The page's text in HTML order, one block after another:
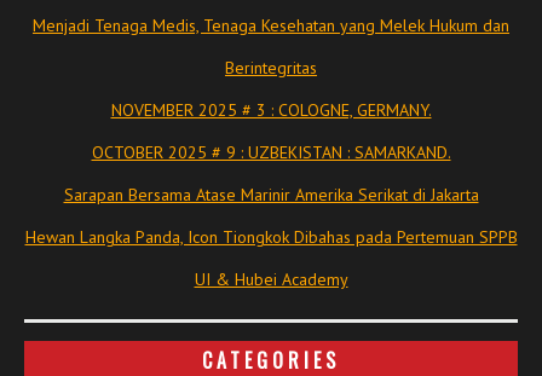
Menjadi Tenaga Medis, Tenaga Kesehatan yang Melek Hukum dan
Berintegritas
NOVEMBER 2025 # 3 : COLOGNE, GERMANY.
OCTOBER 2025 # 9 : UZBEKISTAN : SAMARKAND.
Sarapan Bersama Atase Marinir Amerika Serikat di Jakarta
Hewan Langka Panda, Icon Tiongkok Dibahas pada Pertemuan SPPB
UI & Hubei Academy
CATEGORIES